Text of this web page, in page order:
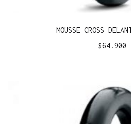
MOUSSE CROSS
$64.900